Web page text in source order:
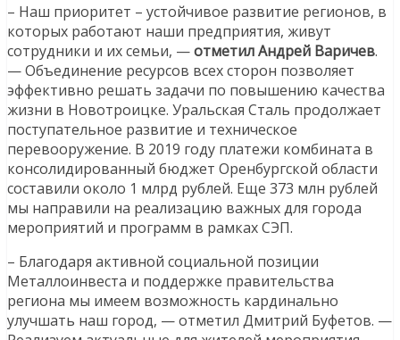
– Наш приоритет – устойчивое развитие регионов, в
которых работают наши предприятия, живут
сотрудники и их семьи, —отметил Андрей Варичев.
— Объединение ресурсов всех сторон позволяет
эффективно решать задачи по повышению качества
жизни в Новотроицке. Уральская Сталь продолжает
поступательное развитие и техническое
перевооружение. В 2019 году платежи комбината в
консолидированный бюджет Оренбургской области
составили около 1 млрд рублей. Еще 373 млн рублей
мы направили на реализацию важных для города
мероприятий и программ в рамках СЭП.
– Благодаря активной социальной позиции
Металлоинвеста и поддержке правительства
региона мы имеем возможность кардинально
улучшать наш город, — отметил Дмитрий Буфетов. —